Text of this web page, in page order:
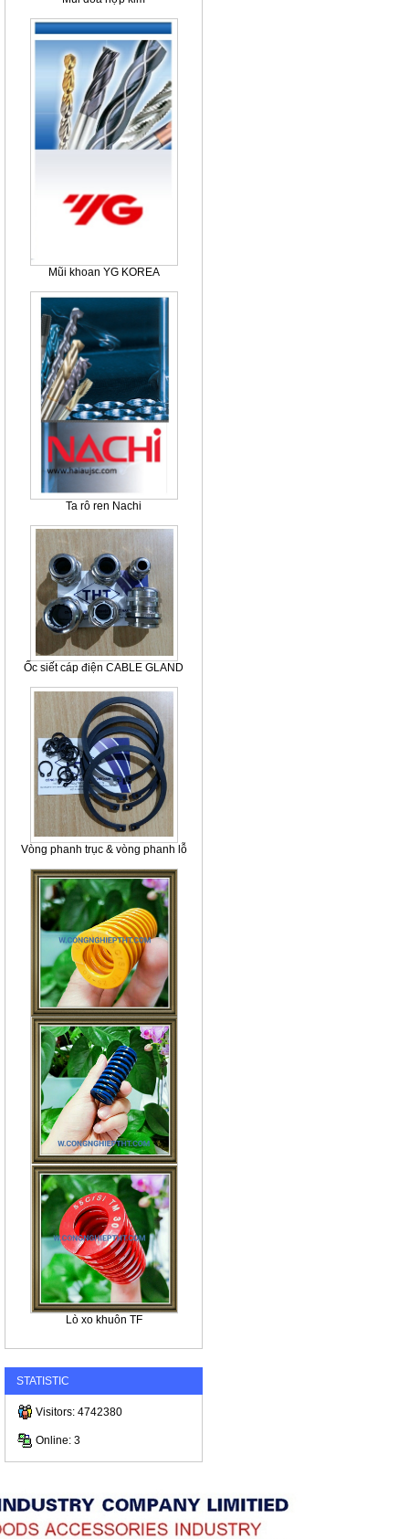
Mũi khoan YG KOREA
Ta rô ren Nachi
Ốc siết cáp điện CABLE GLAND
Vòng phanh trục & vòng phanh lỗ
Lò xo khuôn TF
STATISTIC
Visitors: 4742380
Online: 3